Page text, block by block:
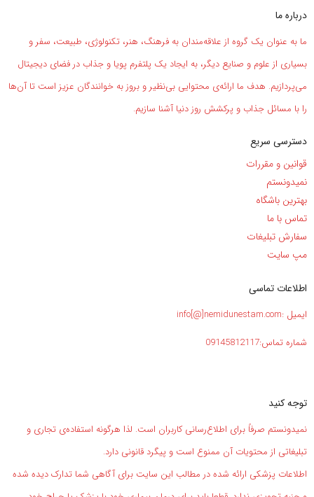
درباره ما
ما به عنوان یک گروه از علاقه‌مندان به فرهنگ، هنر، تکنولوژی، طبیعت، سفر و
بسیاری از علوم و صنایع دیگر، به ایجاد یک پلتفرم پویا و جذاب در فضای دیجیتال
می‌پردازیم. هدف ما ارائه‌ی محتوایی بی‌نظیر و بروز به خوانندگان عزیز است تا آن‌ها
را با مسائل جذاب و پرکشش روز دنیا آشنا سازیم.
دسترسی سریع
قوانین و مقررات
نمیدونستم
بهترین باشگاه
تماس با ما
سفارش تبلیغات
مپ سایت
اطلاعات تماسی
ایمیل :info[@]nemidunestam.com
شماره تماس:09145812117
توجه کنید
نمیدونستم صرفاً برای اطلاع‌رسانی کاربران است. لذا هرگونه استفاده‌ی تجاری و
تبلیغاتی از محتویات آن ممنوع است و پیگرد قانونی دارد.
اطلاعات پزشکی ارائه شده در مطالب این سایت برای آگاهی شما تدارک دیده شده